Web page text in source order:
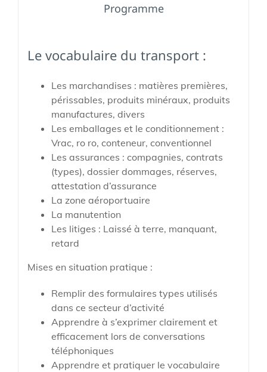
Programme
Le vocabulaire du transport :
Les marchandises : matières premières,
périssables, produits minéraux, produits
manufactures, divers
Les emballages et le conditionnement :
Vrac, ro ro, conteneur, conventionnel
Les assurances : compagnies, contrats
(types), dossier dommages, réserves,
attestation d’assurance
La zone aéroportuaire
La manutention
Les litiges : Laissé à terre, manquant,
retard
Mises en situation pratique :
Remplir des formulaires types utilisés
dans ce secteur d’activité
Apprendre à s’exprimer clairement et
efficacement lors de conversations
téléphoniques
Apprendre et pratiquer le vocabulaire